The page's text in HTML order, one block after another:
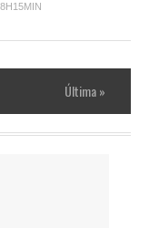
Última »